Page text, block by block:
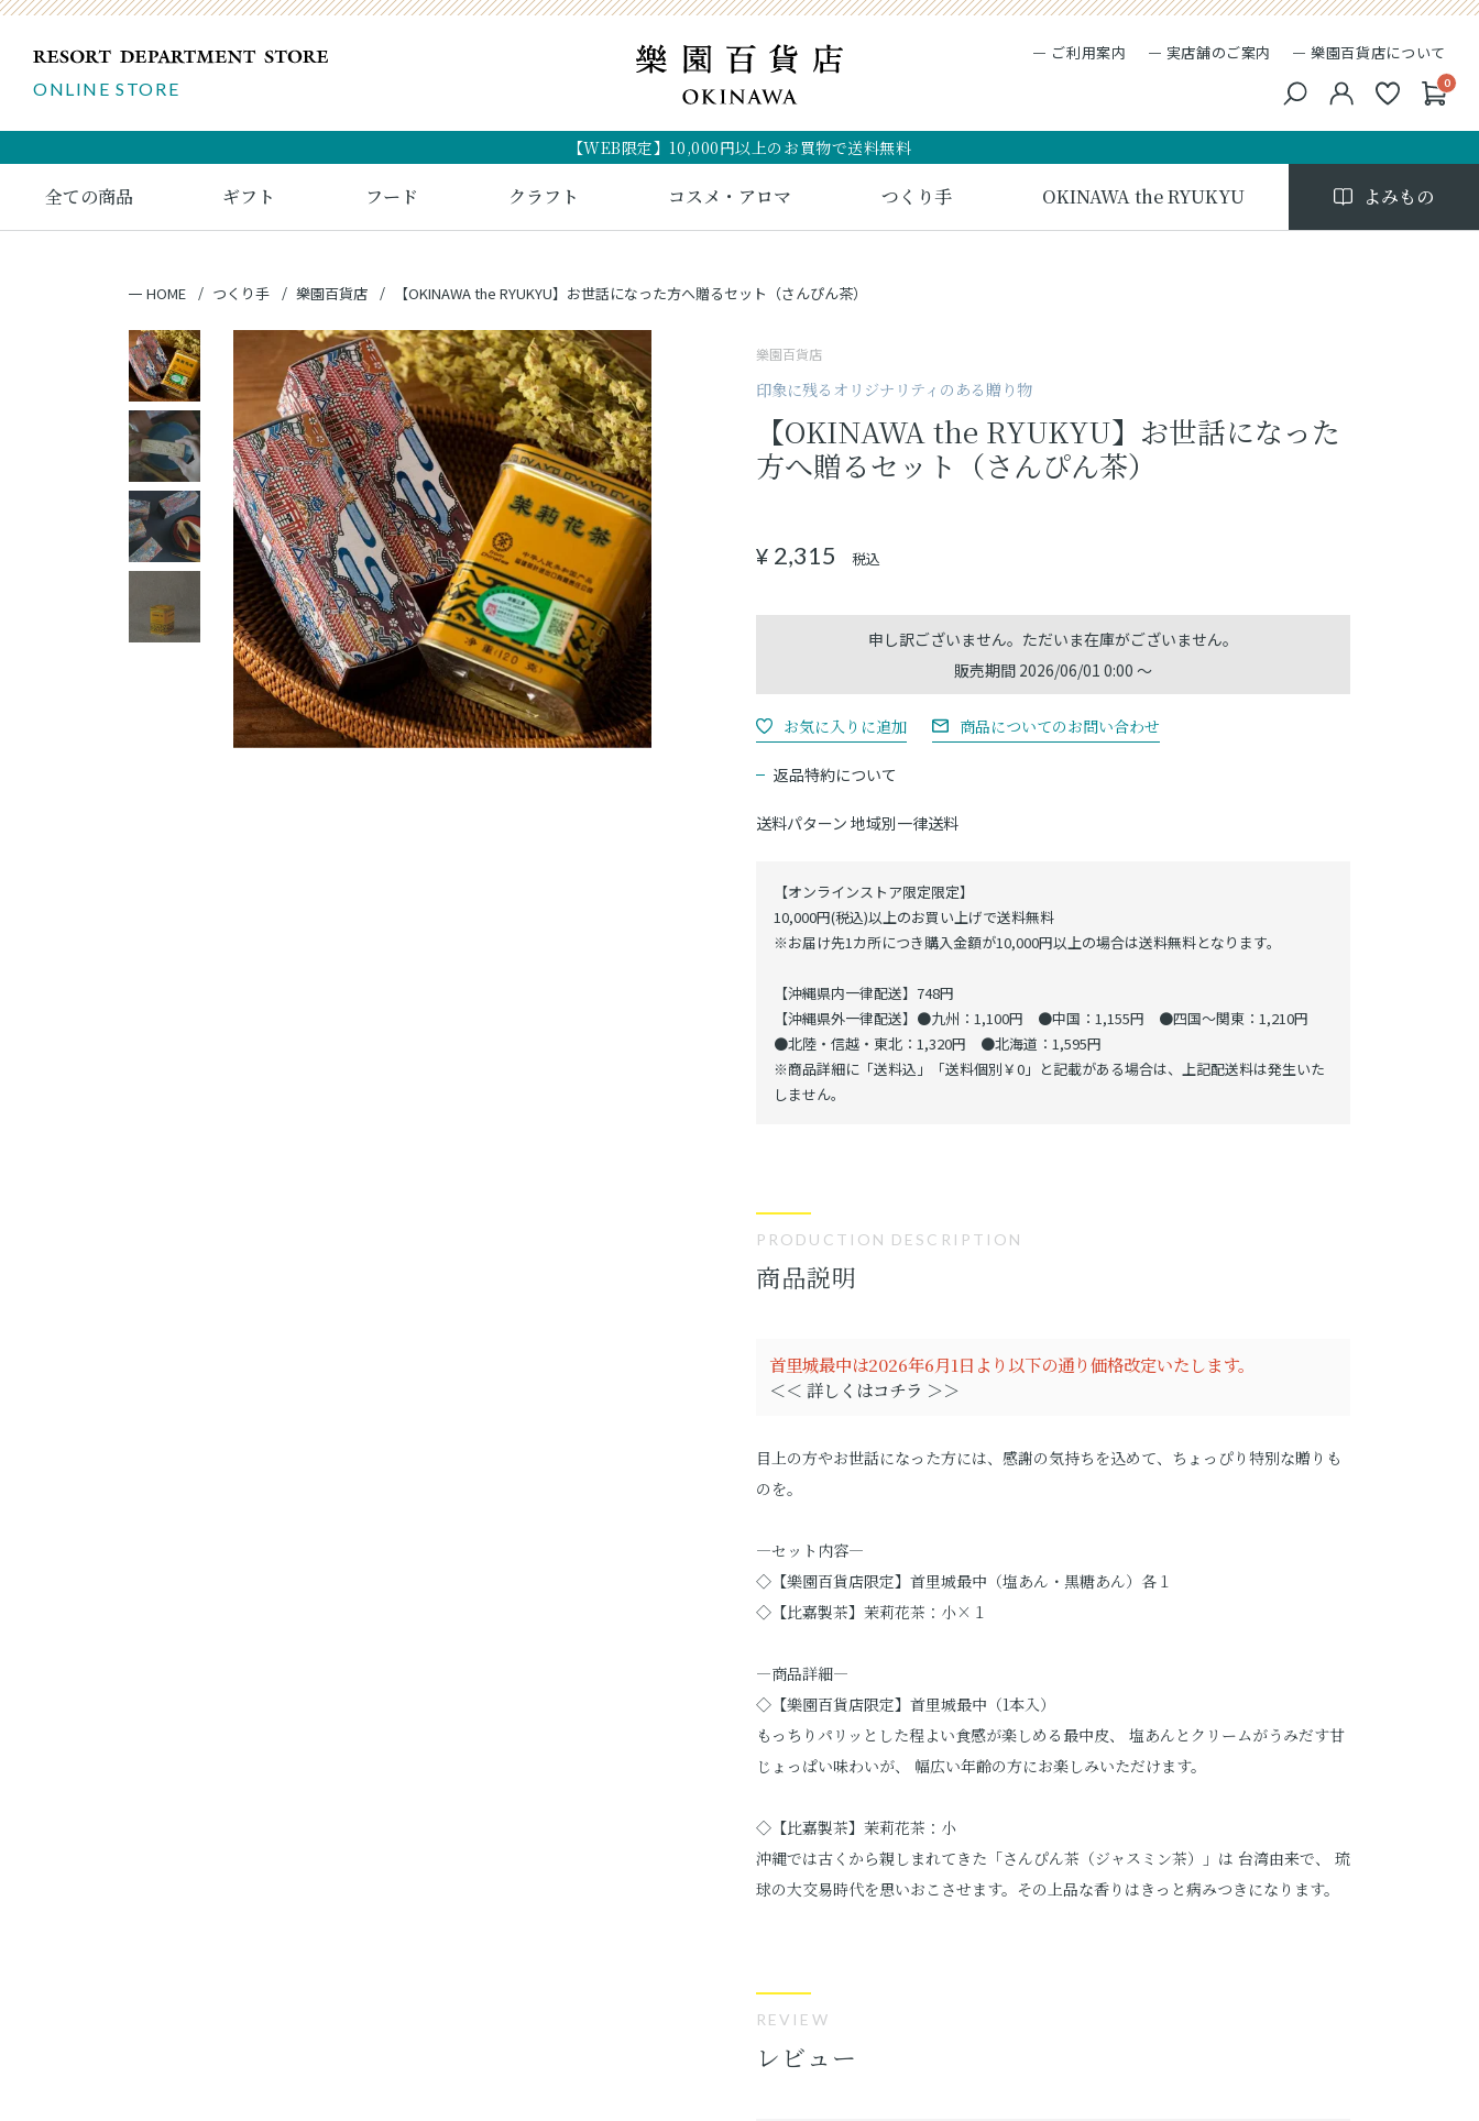
ONLINE STORE
ご利用案内 実店舗のご案内 樂園百貨店について
【WEB限定】10,000円以上のお買物で送料無料
0
全ての商品 ギフト フード クラフト コスメ・アロマ つくり手 OKINAWA the RYUKYU よみもの
HOME つくり手 樂園百貨店 【OKINAWA the RYUKYU】お世話になった方へ贈るセット（さんぴん茶）
樂園百貨店
印象に残るオリジナリティのある贈り物
【OKINAWA the RYUKYU】お世話になった
方へ贈るセット（さんぴん茶）
¥ 2,315 税込
送料パターン 地域別一律送料
販売期間 2026/06/01 0:00 〜
商品についてのお問い合わせ
返品特約について
【オンラインストア限定限定】
10,000円(税込)以上のお買い上げで送料無料
※お届け先1カ所につき購入金額が10,000円以上の場合は送料無料となります。
【沖縄県内一律配送】748円
【沖縄県外一律配送】●九州：1,100円 ●中国：1,155円 ●四国～関東：1,210円
●北陸・信越・東北：1,320円 ●北海道：1,595円
※商品詳細に「送料込」「送料個別￥0」と記載がある場合は、上記配送料は発生いた
しません。
PRODUCTION DESCRIPTION
商品説明
首里城最中は2026年6月1日より以下の通り価格改定いたします。
＜＜ 詳しくはコチラ ＞＞
目上の方やお世話になった方には、感謝の気持ちを込めて、ちょっぴり特別な贈りも
のを。
―セット内容―
◇【樂園百貨店限定】首里城最中（塩あん・黒糖あん）各１
◇【比嘉製茶】茉莉花茶：小×１
―商品詳細―
◇【樂園百貨店限定】首里城最中（1本入）
もっちりパリッとした程よい食感が楽しめる最中皮、 塩あんとクリームがうみだす甘
じょっぱい味わいが、 幅広い年齢の方にお楽しみいただけます。
◇【比嘉製茶】茉莉花茶：小
沖縄では古くから親しまれてきた「さんぴん茶（ジャスミン茶）」は 台湾由来で、 琉
球の大交易時代を思いおこさせます。その上品な香りはきっと病みつきになります。
REVIEW
レビュー